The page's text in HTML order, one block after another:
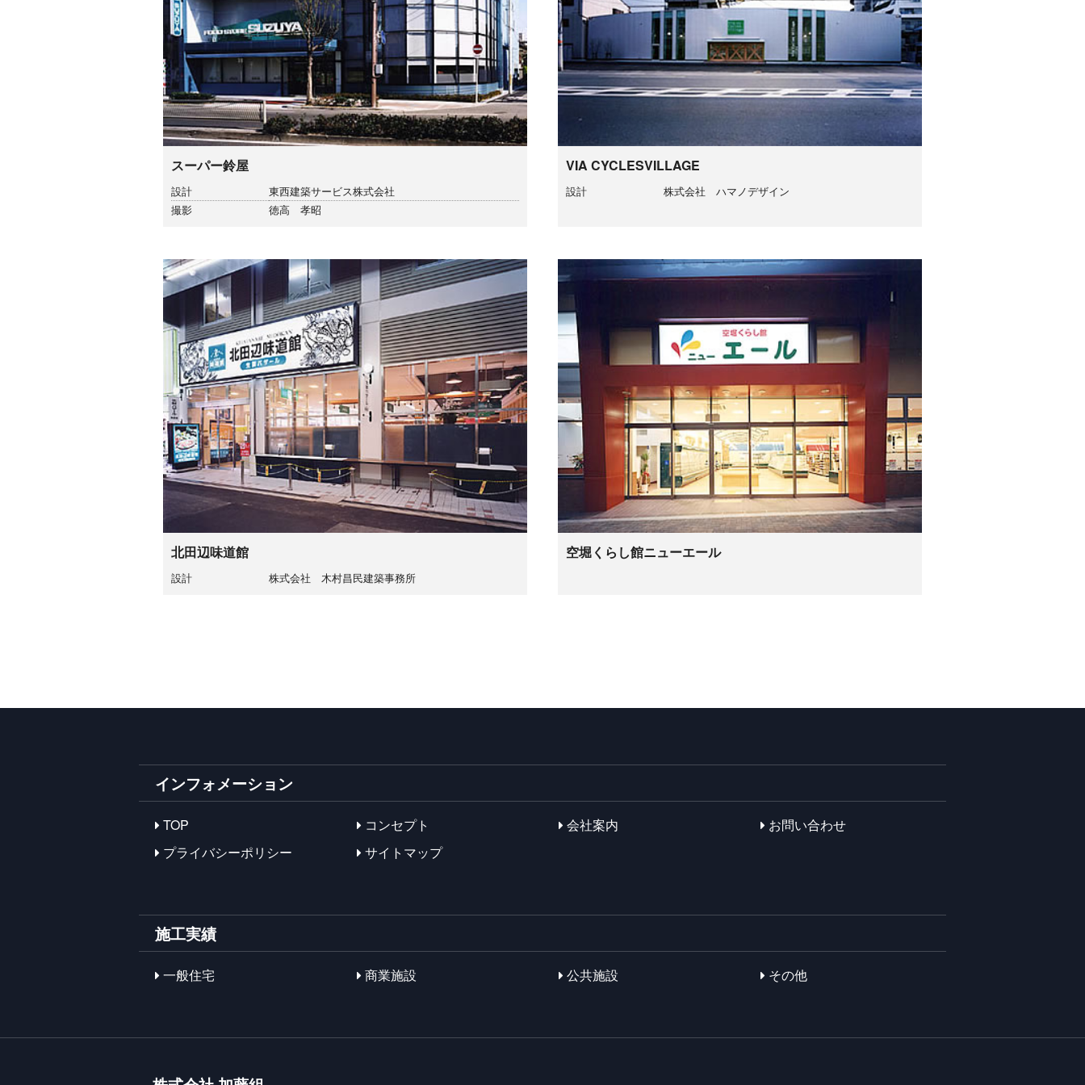
スーパー鈴屋
設計
東西建築サービス株式会社
撮影
徳高 孝昭
VIA CYCLESVILLAGE
設計 株式会社 ハマノデザイン
北田辺味道館
設計 株式会社 木村昌民建築事務所
空堀くらし館ニューエール
インフォメーション
TOP コンセプト 会社案内
お問い合わせ
プライバシーポリシー
サイトマップ
施工実績
一般住宅 商業施設 公共施設 その他